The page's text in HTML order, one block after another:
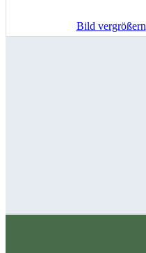
Bild vergrößern